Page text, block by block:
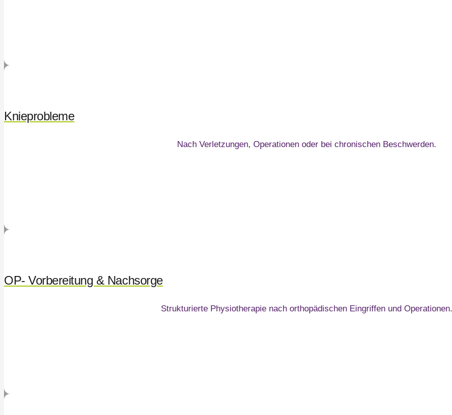
Knieprobleme
Nach Verletzungen, Operationen oder bei chronischen Beschwerden.
OP- Vorbereitung & Nachsorge
Strukturierte Physiotherapie nach orthopädischen Eingriffen und Operationen.